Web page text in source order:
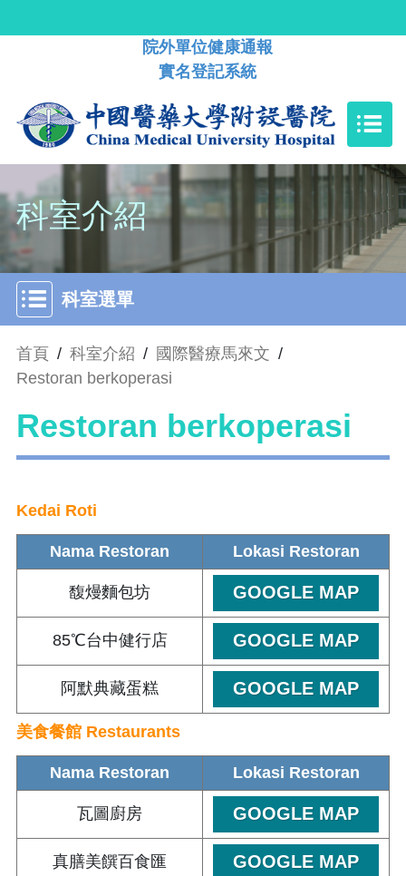
院外單位健康通報
實名登記系統
科室介紹
科室選單
首頁 / 科室介紹 / 國際醫療馬來文 /
Restoran berkoperasi
Restoran berkoperasi
Kedai Roti
Nama Restoran Lokasi Restoran
馥熳麵包坊 GOOGLE MAP
85℃台中健行店 GOOGLE MAP
阿默典藏蛋糕 GOOGLE MAP
美食餐館 Restaurants
Nama Restoran Lokasi Restoran
瓦圖廚房 GOOGLE MAP
真膳美饌百食匯 GOOGLE MAP